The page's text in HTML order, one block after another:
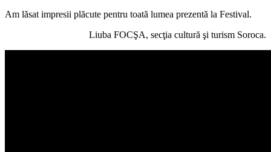
Am lăsat impresii plăcute pentru toată lumea prezentă la Festival.
Liuba FOCŞA, secţia cultură şi turism Soroca.